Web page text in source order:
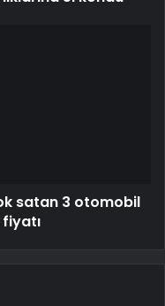
satan 3 otomobil